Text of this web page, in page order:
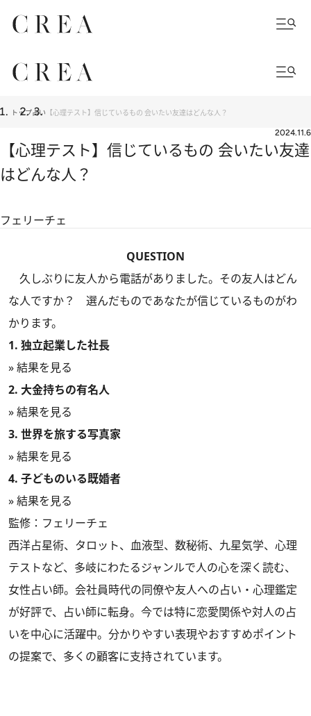
トップ占い 【心理テスト】信じているもの 会いたい友達はどんな人？
2024.11.6
【心理テスト】信じているもの 会いたい友達
はどんな人？
フェリーチェ
QUESTION
久しぶりに友人から電話がありました。その友人はどん
な人ですか？ 選んだものであなたが信じているものがわ
かります。
1. 独立起業した社長
» 結果を見る
2. 大金持ちの有名人
» 結果を見る
3. 世界を旅する写真家
» 結果を見る
4. 子どものいる既婚者
» 結果を見る
監修：フェリーチェ
西洋占星術、タロット、血液型、数秘術、九星気学、心理
テストなど、多岐にわたるジャンルで人の心を深く読む、
女性占い師。会社員時代の同僚や友人への占い・心理鑑定
が好評で、占い師に転身。今では特に恋愛関係や対人の占
いを中心に活躍中。分かりやすい表現やおすすめポイント
の提案で、多くの顧客に支持されています。